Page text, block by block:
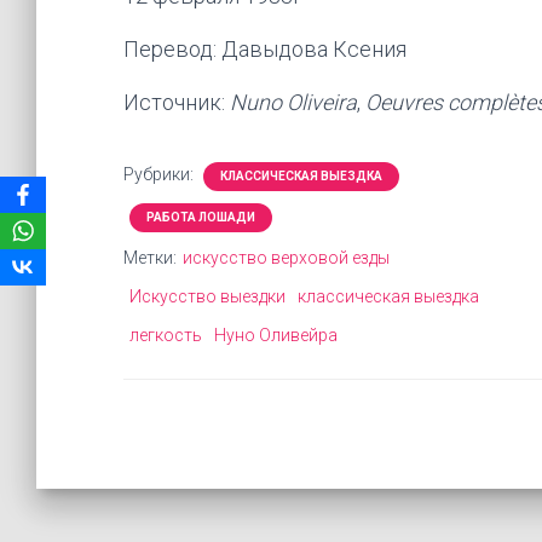
Перевод: Давыдова Ксения
Источник: Nuno Oliveira, Oeuvres
Рубрики: КЛАССИЧЕСКАЯ ВЫЕЗДКА
РАБОТА ЛОШАДИ
Метки: искусство верховой езды
Искусство выездки
классическая выездка
легкость
Нуно Оливейра